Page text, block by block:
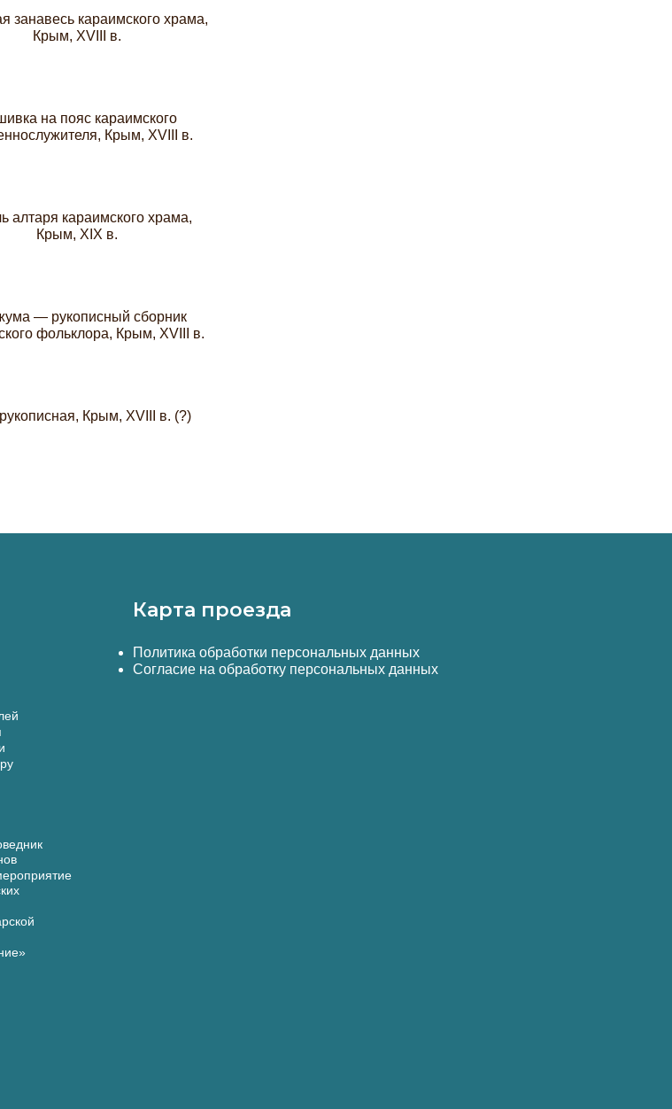
занавесь караимского храма,
Крым, XVIII в.
на пояс караимского
Крым, XVIII в.
алтаря караимского храма,
Крым, XIX в.
— рукописный сборник
фольклора, Крым, XVIII в.
Крым, XVIII в. (?)
Карта проезда
Политика обработки персональных данных
Согласие на обработку персональных данных